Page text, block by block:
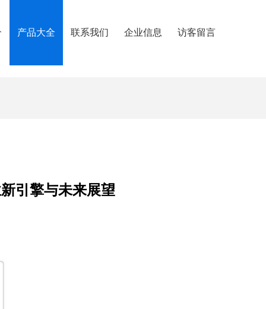
产品大全 联系我们 企业信息 访客留言
引擎与未来展望